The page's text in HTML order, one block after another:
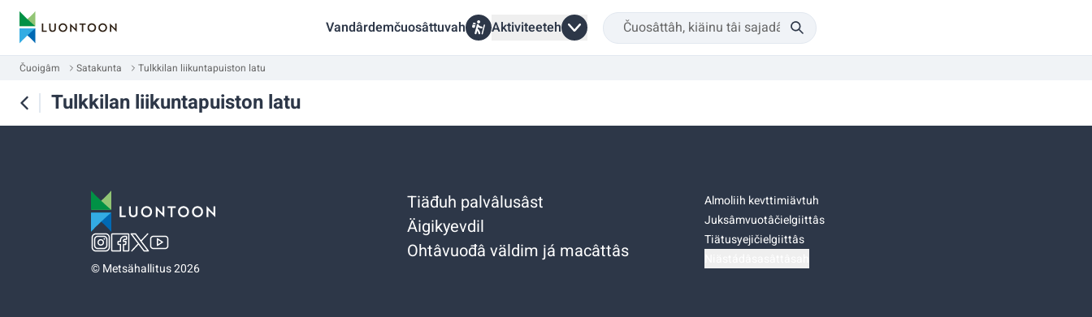
Vandârdemčuosâttuvah Aktiviteeteh
Čuoigâm Satakunta Tulkkilan liikuntapuiston latu
Tulkkilan liikuntapuiston latu
©Metsähallitus 2026
Tiäđuh palvâlusâst
Äigikyevdil
Ohtâvuođâ väldim já macâttâs
Almoliih kevttimiävtuh
Juksâmvuotâčielgiittâs
Tiätusyejičielgiittâs